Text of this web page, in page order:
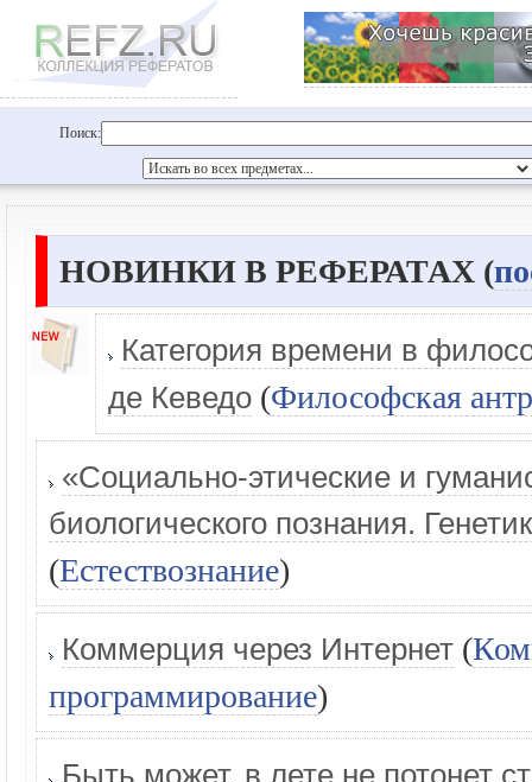
Поиск:
НОВИНКИ В РЕФЕРАТАХ (
Категория времени в
де Кеведо (Философская
«Социально-этические и
биологического познания.
(Естествознание)
Коммерция через Интернет (
программирование)
Быть может, в лете не потонет